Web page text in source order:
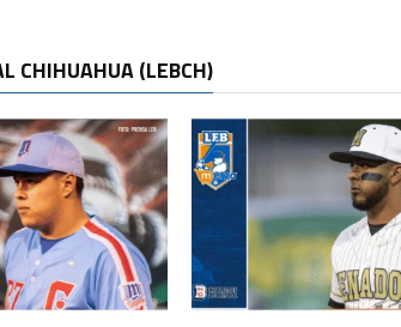
CHIHUAHUA (LEBCH)